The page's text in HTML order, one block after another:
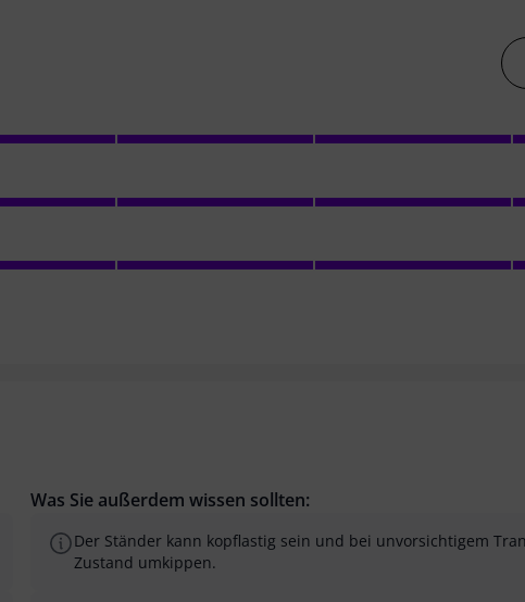
Was Sie außerdem wissen sollten:
Der Ständer kann kopflastig sein und bei unvorsichtigem
Zustand umkippen.